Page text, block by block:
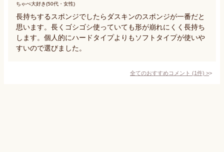
ちゃぺ大好き(50代・女性)
長持ちするスポンジでしたらダスキンのスポンジが一番だと
思います。長くゴシゴシ使っていても形が崩れにくく長持ち
します。個人的にハードタイプよりもソフトタイプが使いや
すいので選びました。
全てのおすすめコメント (1件) >